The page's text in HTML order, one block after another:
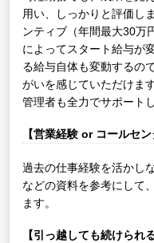
用い、しっかりと評価し
ンティブ（年間最大30万
によってスタート給与が
る給与自体も変動するの
がいを感じていただけま
管理者も全力でサポートし
【営業経験 or コールセ
過去の仕事経験を活かし
などの資料を参考にして
ます。
【引っ越しても続けられ